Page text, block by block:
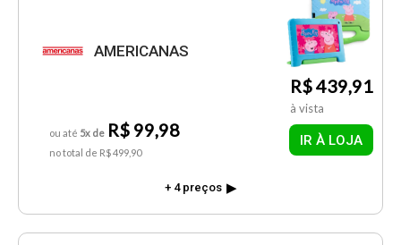
AMERICANAS
R$ 439,91
à vista
ou até 5x de R$ 99,98
no total de R$ 499,90
IR À LOJA
+ 4 preços